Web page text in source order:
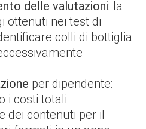
delle valutazioni: la
ottenuti nei test di
colli di bottiglia
per dipendente:
i costi totali
dei contenuti per il